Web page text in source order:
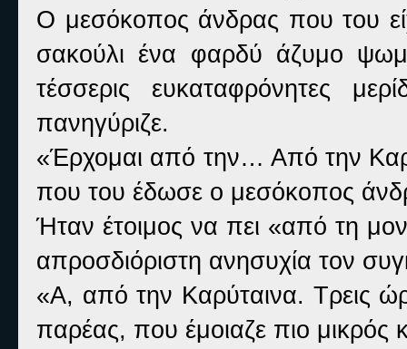
Ο μεσόκοπος άνδρας που του
σακούλι ένα φαρδύ άζυμο
τέσσερις ευκαταφρόνητες
πανηγύριζε.
«Έρχομαι από την… Από την
που του έδωσε ο μεσόκοπος
Ήταν έτοιμος να πει «από τη
απροσδιόριστη ανησυχία τον
«Α, από την Καρύταινα. Τρεις
παρέας, που έμοιαζε πιο μικρός